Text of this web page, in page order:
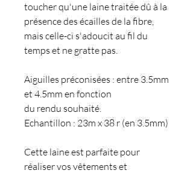
toucher qu'une laine traitée dû à la
présence des écailles de la fibre,
mais celle-ci s'adoucit au fil du
temps et ne gratte pas.
Aiguilles préconisées : entre 3.5mm
et 4.5mm en fonction
du rendu souhaité.
Echantillon : 23m x 38 r (en 3.5mm)
Cette laine est parfaite pour
réaliser vos vêtements et